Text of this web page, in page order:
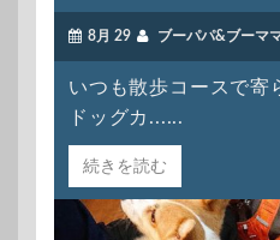
8月 29 ブーパパ&ブーマ
いつも散歩コースで寄
ドッグカ......
続きを読む